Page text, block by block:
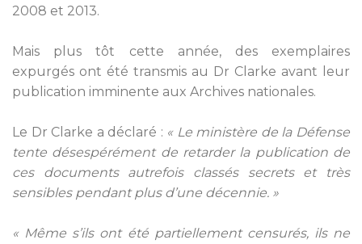
2008 et 2013.
Mais plus tôt cette année, des exemplaires
expurgés ont été transmis au Dr Clarke avant leur
publication imminente aux Archives nationales.
Le Dr Clarke a déclaré : « Le ministère de la Défense
tente désespérément de retarder la publication de
ces documents autrefois classés secrets et très
sensibles pendant plus d’une décennie. »
« Même s’ils ont été partiellement censurés, ils ne